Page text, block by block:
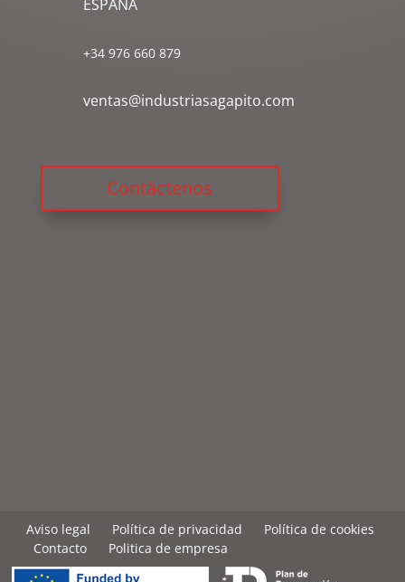
ESPAÑA
+34 976 660 879
ventas@industriasagapito.com
Contáctenos
Aviso legal Política de privacidad
Política de cookies
Contacto
Politica de empresa